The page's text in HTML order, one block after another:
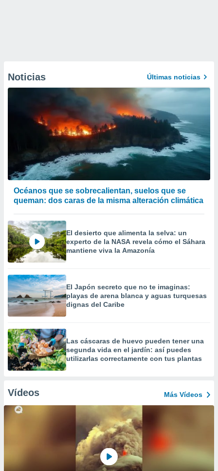
Noticias Últimas noticias
Océanos que se sobrecalientan, suelos que se
queman: dos caras de la misma alteración climática
El desierto que alimenta la selva: un
experto de la NASA revela cómo el Sáhara
mantiene viva la Amazonía
El Japón secreto que no te imaginas:
playas de arena blanca y aguas turquesas
dignas del Caribe
Las cáscaras de huevo pueden tener una
segunda vida en el jardín: así puedes
utilizarlas correctamente con tus plantas
Vídeos Más Vídeos